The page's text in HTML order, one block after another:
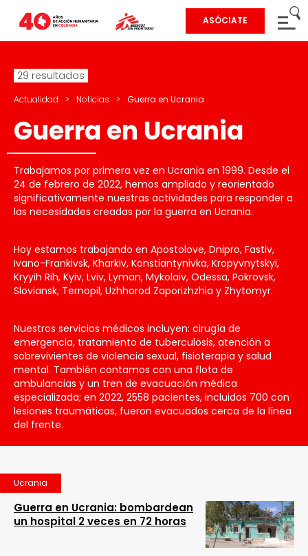
ASÓCIATE
29 resultados
Actualidad > Noticias > Guerra en Ucrania
Guerra en Ucrania
Trabajamos por primera vez en Ucrania en 1999. Desde el
24 de febrero de 2022, hemos ampliado y reorientado
significativamente nuestras actividades para responder a
las necesidades creadas por la guerra en Ucrania.
Hoy estamos trabajando en Apostolove, Dnipro, Fastiv,
Ivano-Frankivsk, Kharkiv, Konstiantynivka, Kropyvnytskyi,
Kryyih Rih, Kyiv, Lviv, Lyman, Mykolaiv, Odessa, Pokrovsk,
Sloviansk, Ternopil, Uzhhorod Zaporizhzhia y Zhytomyr.
Nuestros servicios médicos incluyen: cirugía de
emergencia, tratamiento de tuberculosis, atención a
sobrevivientes de violencia sexual, fisioterapia y salud
mental. También contamos con una flota de
ambulancias y un tren de evacuación médica
especializada; en 2022, 2558 pacientes, incluidos 700 con
lesiones traumáticas, fueron evacuados cerca de la línea
del frente.
Ucrania
Guerra en Ucrania: bombardean
un hospital 2 veces en 72 horas